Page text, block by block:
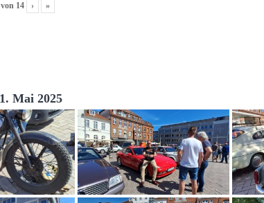
von 14 › »
Mai 2025